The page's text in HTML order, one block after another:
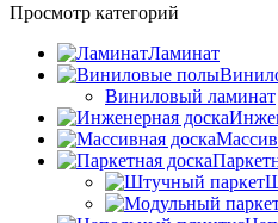
Просмотр категорий
Ламинат
Виниловый ламинат